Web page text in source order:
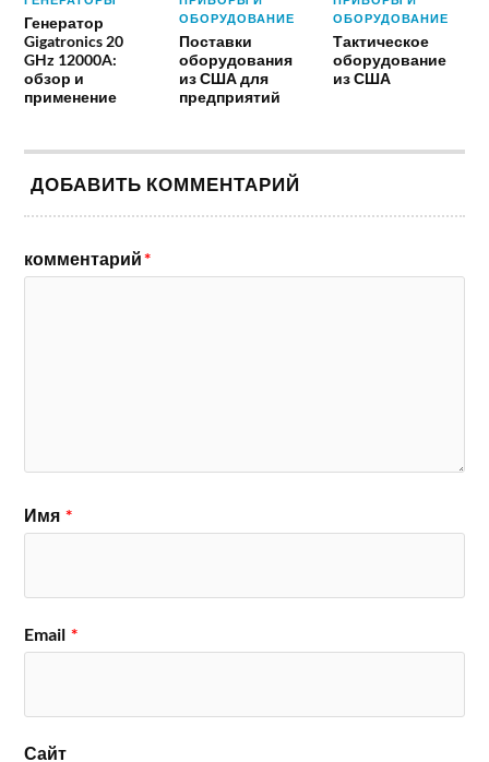
Генератор
Gigatronics 20
GHz 12000A:
обзор и
применение
ОБОРУДОВАНИЕ
Поставки
оборудования
из США для
предприятий
ОБОРУДОВАНИЕ
Тактическое
оборудование
из США
ДОБАВИТЬ КОММЕНТАРИЙ
комментарий*
Имя *
Email *
Сайт